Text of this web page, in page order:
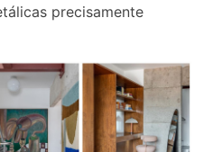
precisamente